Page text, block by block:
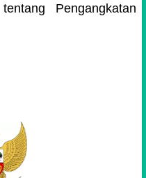
Pengangkatan